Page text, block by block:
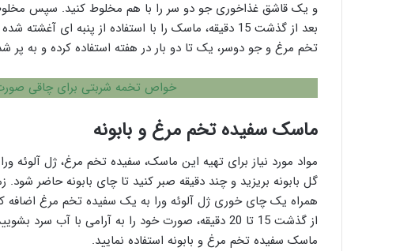
و یک قاشق غذاخوری جو دو سر را با هم مخلوط کنید. سپس
بعد از گذشت 15 دقیقه، ماسک را با استفاده از پنبه
تخم مرغ و جو دوسر، یک تا دو بار در هفته استفاده کرده و به
خواص تخمه شربتی برای چاقی
ماسک سفیده تخم مرغ و بابونه
مواد مورد نیاز برای تهیه این ماسک، سفیده تخم مرغ، ژل آلوئه
گل بابونه بریزید و چند دقیقه صبر کنید تا چای بابونه حاضر
همراه یک چای خوری ژل آلوئه ورا به یک سفیده تخم مرغ
ماسک سفیده تخم مرغ و بابونه استفاده نمایید.